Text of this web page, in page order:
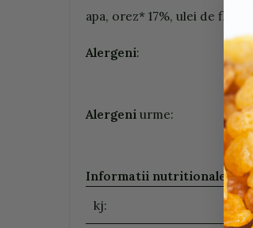
apa, orez* 17%, ulei de
Alergeni:
Alergeni urme:
Informatii nutritionale
kj: